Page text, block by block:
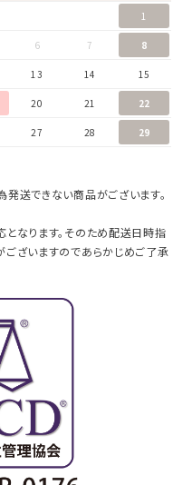
1
6 7 8
13 14 15
20 21 22
27 28 29
送できない商品がございます。
なります。そのため配送日時指
ざいますのであらかじめご了承